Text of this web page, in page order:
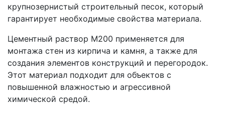
крупнозернистый строительный песок, который
гарантирует необходимые свойства материала.
Цементный раствор М200 применяется для
монтажа стен из кирпича и камня, а также для
создания элементов конструкций и перегородок.
Этот материал подходит для объектов с
повышенной влажностью и агрессивной
химической средой.